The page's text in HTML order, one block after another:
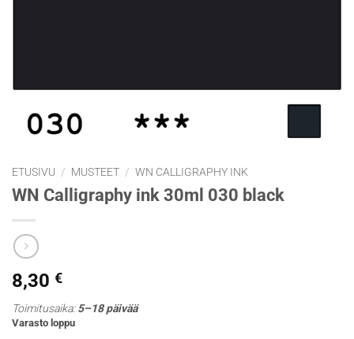
ETUSIVU / MUSTEET / WN CALLIGRAPHY INK
WN Calligraphy ink 30ml 030 black
8,30 €
Toimitusaika:5–18 päivää
Varasto loppu